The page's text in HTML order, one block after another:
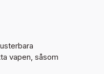
vapen, såsom